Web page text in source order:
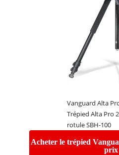
Vanguard Alta
Trépied Alta Pro
rotule SBH-100
Acheter le trépied
prix